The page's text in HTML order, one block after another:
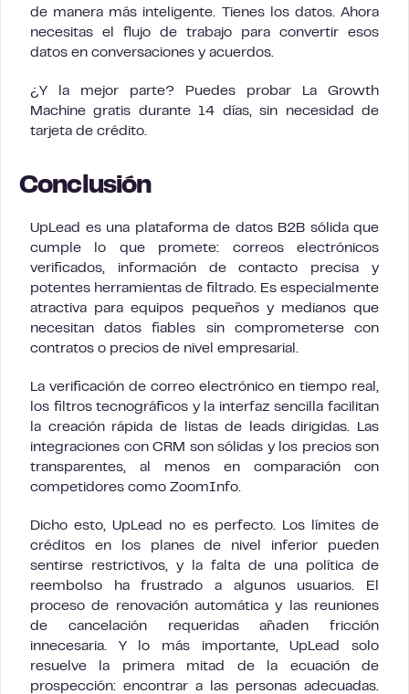
de manera más inteligente. Tienes los datos. Ahora
necesitas el flujo de trabajo para convertir esos
datos en conversaciones y acuerdos.
¿Y la mejor parte? Puedes probar La Growth
Machine gratis durante 14 días, sin necesidad de
tarjeta de crédito.
Conclusión
UpLead es una plataforma de datos B2B sólida que
cumple lo que promete: correos electrónicos
verificados, información de contacto precisa y
potentes herramientas de filtrado. Es especialmente
atractiva para equipos pequeños y medianos que
necesitan datos fiables sin comprometerse con
contratos o precios de nivel empresarial.
La verificación de correo electrónico en tiempo real,
los filtros tecnográficos y la interfaz sencilla facilitan
la creación rápida de listas de leads dirigidas. Las
integraciones con CRM son sólidas y los precios son
transparentes, al menos en comparación con
competidores como ZoomInfo.
Dicho esto, UpLead no es perfecto. Los límites de
créditos en los planes de nivel inferior pueden
sentirse restrictivos, y la falta de una política de
reembolso ha frustrado a algunos usuarios. El
proceso de renovación automática y las reuniones
de cancelación requeridas añaden fricción
innecesaria. Y lo más importante, UpLead solo
resuelve la primera mitad de la ecuación de
prospección: encontrar a las personas adecuadas.